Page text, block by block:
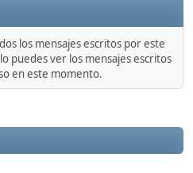
los mensajes escritos por este
puedes ver los mensajes escritos
en este momento.